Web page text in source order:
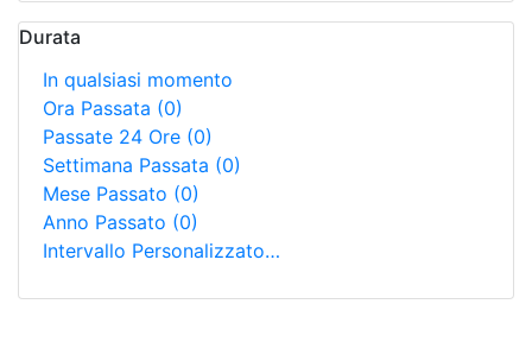
Durata
In qualsiasi momento
Ora Passata (0)
Passate 24 Ore (0)
Settimana Passata (0)
Mese Passato (0)
Anno Passato (0)
Intervallo Personalizzato…